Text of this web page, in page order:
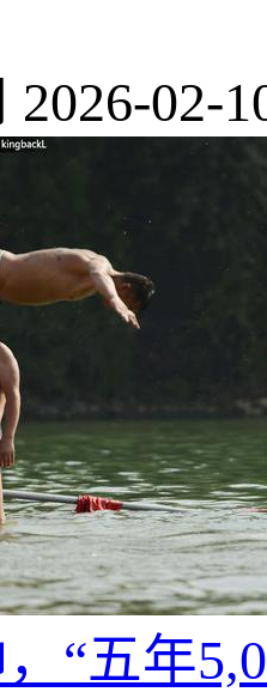
2026-02-
“五年